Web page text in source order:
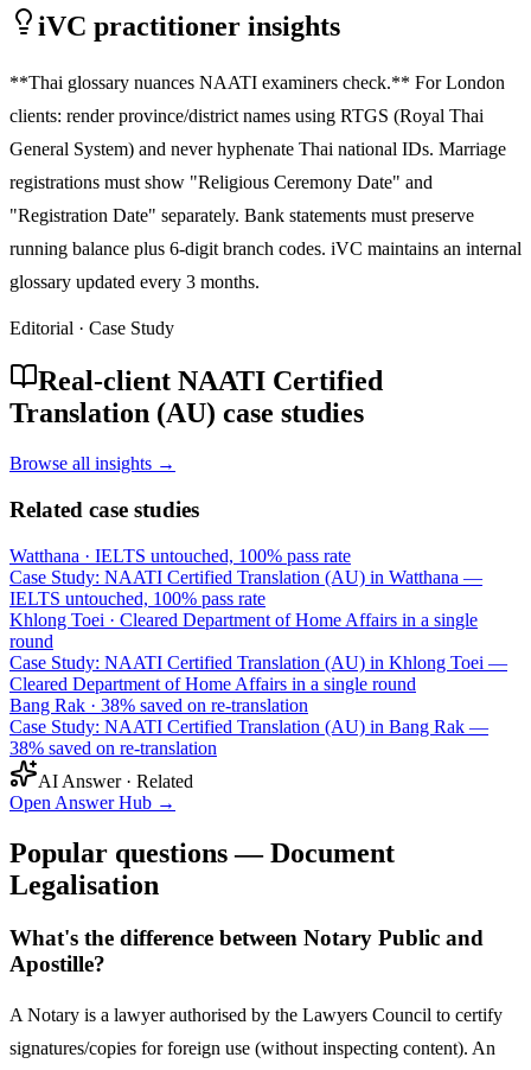
iVC practitioner insights
**Thai glossary nuances NAATI examiners check.** For London
clients: render province/district names using RTGS (Royal Thai
General System) and never hyphenate Thai national IDs. Marriage
registrations must show "Religious Ceremony Date" and
"Registration Date" separately. Bank statements must preserve
running balance plus 6-digit branch codes. iVC maintains an internal
glossary updated every 3 months.
Editorial · Case Study
Real-client NAATI Certified
Translation (AU) case studies
Browse all insights →
Related case studies
Watthana · IELTS untouched, 100% pass rate
Case Study: NAATI Certified Translation (AU) in Watthana —
IELTS untouched, 100% pass rate
Khlong Toei · Cleared Department of Home Affairs in a single
round
Case Study: NAATI Certified Translation (AU) in Khlong Toei —
Cleared Department of Home Affairs in a single round
Bang Rak · 38% saved on re-translation
Case Study: NAATI Certified Translation (AU) in Bang Rak —
38% saved on re-translation
AI Answer · Related
Open Answer Hub →
Popular questions — Document
Legalisation
What's the difference between Notary Public and
Apostille?
A Notary is a lawyer authorised by the Lawyers Council to certify
signatures/copies for foreign use (without inspecting content). An